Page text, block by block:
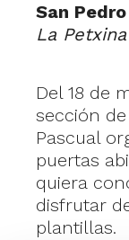
San
La
Del 18 de
sección
Pascual
puertas
quiera
disfrutar
plantillas.